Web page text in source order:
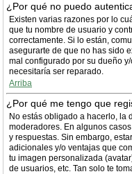
¿Por qué no puedo
Existen varias razones por lo
que tu nombre de usuario y
correctamente. Si lo están,
asegurarte de que no has sido
mal configurado por su dueño
necesitaría ser reparado.
Arriba
¿Por qué me tengo que
No estás obligado a hacerlo, la
moderadores. En algunos
y respuestas. Sin embargo,
adicionales y/o ventajas que
tu imagen personalizada
de usuarios, etc. Tan solo te